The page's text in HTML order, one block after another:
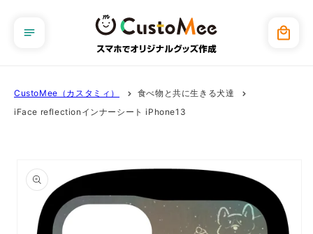
進む
ー
CustoMee（カスタミィ）
食べ物と共に生きる犬達
iFace reflectionインナーシート iPhone13
報にス
キップ